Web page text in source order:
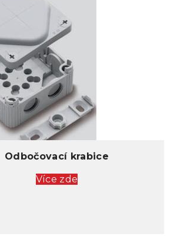
Odbočovací krabice
Více zde